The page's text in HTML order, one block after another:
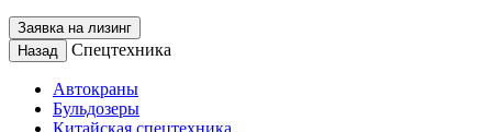
Заявка на лизинг
Назад
Спецтехника
Автокраны
Бульдозеры